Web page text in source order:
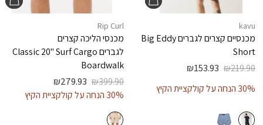
kavu
מכנסיים קצרים לגבריםBig Eddy
Short
₪219.90
₪153.93
30% הנחה על קולקציית הקיץ
Rip Curl
מכנסי הליכה קצרים
לגבריםClassic 20" Surf Cargo
Boardwalk
₪399.90
₪279.93
30% הנחה על קולקציית הקיץ